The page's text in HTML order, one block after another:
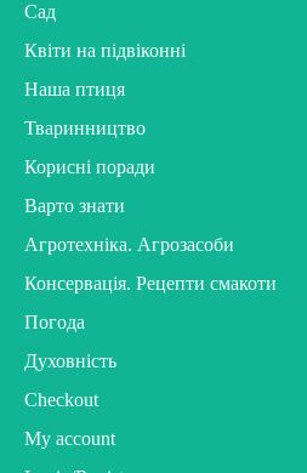
Сад
Квіти на підвіконні
Наша птиця
Тваринництво
Корисні поради
Варто знати
Агротехніка. Агрозасоби
Консервація. Рецепти смакоти
Погода
Духовність
Checkout
My account